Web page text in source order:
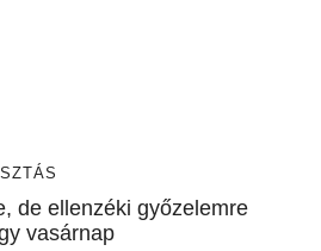
de ellenzéki győzelemre
vasárnap